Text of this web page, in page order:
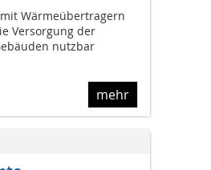
Wärmeübertragern
Versorgung der
nutzbar
mehr